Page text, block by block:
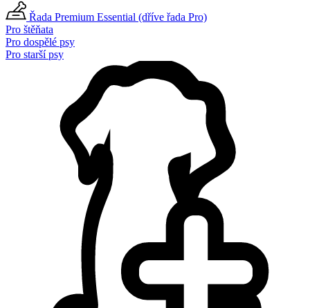
Řada Premium Essential (dříve řada Pro)
Pro štěňata
Pro dospělé psy
Pro starší psy